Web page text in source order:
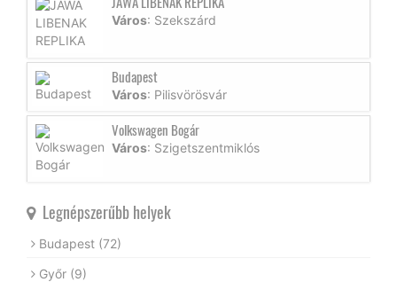
Város: Szekszárd
Budapest
Város: Pilisvörösvár
Volkswagen Bogár
Város: Szigetszentmiklós
Legnépszerűbb helyek
Budapest (72)
Győr (9)